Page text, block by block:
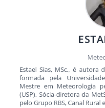
Estael Sias, MSc., é autora
formada pela
Mestre em Meteorologia
(USP). Sócia-diretora da
pelo Grupo RBS, Canal Rural